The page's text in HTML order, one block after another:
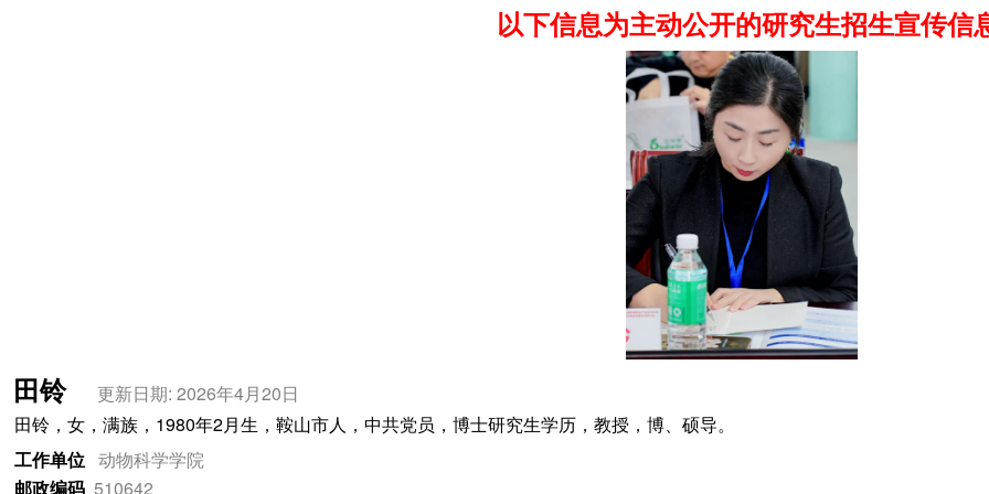
以下信息为主动公开的研究生招生宣传信
田铃
更新日期: 2026年4月20日
田铃，女，满族，1980年2月生，鞍山市人，中共党员，博士研究生学历，教授，博、硕导。
工作单位 动物科学学院
邮政编码 510642